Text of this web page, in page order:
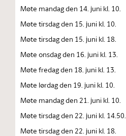
Møte mandag den 14. juni kl. 10.
Møte tirsdag den 15. juni kl. 10.
Møte tirsdag den 15. juni kl. 18.
Møte onsdag den 16. juni kl. 13.
Møte fredag den 18. juni kl. 13.
Møte lørdag den 19. juni kl. 10.
Møte mandag den 21. juni kl. 10.
Møte tirsdag den 22. juni kl. 14.50.
Møte tirsdag den 22. juni kl. 18.